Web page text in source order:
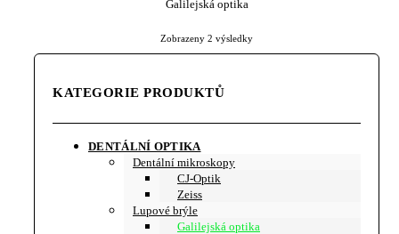
Galilejská optika
Zobrazeny 2 výsledky
latest
KATEGORIE PRODUKTŮ
DENTÁLNÍ OPTIKA
Dentální mikroskopy
CJ-Optik
Zeiss
Lupové brýle
Galilejská optika